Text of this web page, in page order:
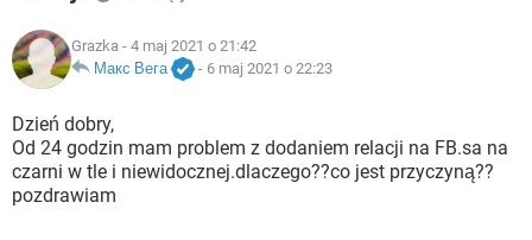
WINDOWS 10
INSTAGRAM
WINDOWS 10
GRY
IOS NETFLIX
INSTAGRAM
WINDOWS 10
FORUM
COVID-19
GRY
SPOTIFY
INSTAGRAM FACEBOOK
ARTYKUŁY
COVID-19
GRY WHATSAPP
SPOTIFY
Grazka - 4 maj 2021 o 21:42
Макс Вега
- 6 maj 2021 o 22:23
Dzień dobry,
Od 24 godzin mam problem z dodaniem relacji na FB.sa na
czarni w tle i niewidocznej.dlaczego??co jest przyczyną??
pozdrawiam